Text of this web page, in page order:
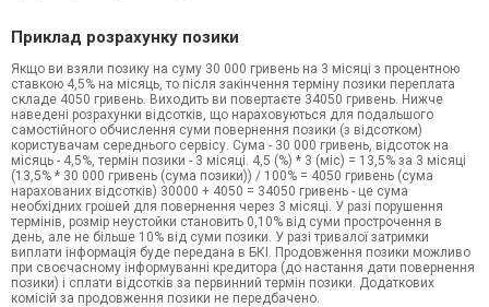
Приклад розрахунку позики
Якщо ви взяли позику на суму 30 000 гривень на 3 місяці з процентною
ставкою 4,5% на місяць, то після закінчення терміну позики переплата
складе 4050 гривень. Виходить ви повертаєте 34050 гривень. Нижче
наведені розрахунки відсотків, що нараховуються для подальшого
самостійного обчислення суми повернення позики (з відсотком)
користувачам середнього сервісу. Сума - 30 000 гривень, відсоток на
місяць - 4,5%, термін позики - 3 місяці. 4,5 (%) * 3 (міс) = 13,5% за 3 місяці
(13,5% * 30 000 гривень (сума позики)) / 100% = 4050 гривень (сума
нарахованих відсотків) 30000 + 4050 = 34050 гривень - це сума
необхідних грошей для повернення через 3 місяці. У разі порушення
термінів, розмір неустойки становить 0,10% від суми прострочення в
день, але не більше 10% від суми позики. У разі тривалої затримки
виплати інформація буде передана в БКІ. Продовження позики можливо
при своєчасному інформуванні кредитора (до настання дати повернення
позики) і сплати відсотків за первинний термін позики. Додаткових
комісій за продовження позики не передбачено.